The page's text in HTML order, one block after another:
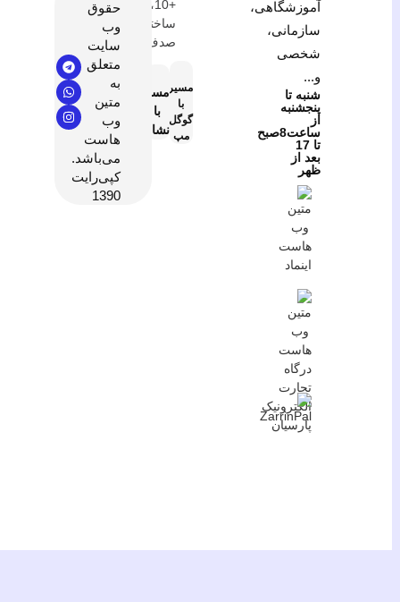
آموزشگاهی،
سازمانی،
شخصی
و...
شنبه تا
پنجشنبه
از
ساعت8صبح
تا 17
بعد از
ظهر
+10،
ساختمان
صدف
مسیریابی
گوگل
مپ
مسیریابی
نشان
حقوق
وب
سایت
متعلق
به
متین
وب
هاست
می‌باشد.
کپی‌رایت
1390